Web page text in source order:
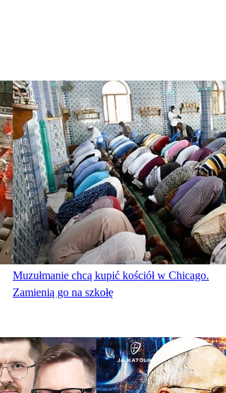
Muzułmanie chcą kupić kościół w Chicago.
Zamienią go na szkołę